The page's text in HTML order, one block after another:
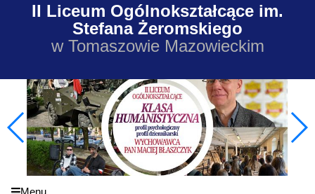
II Liceum Ogólnokształcące im.
Stefana Żeromskiego
w Tomaszowie Mazowieckim